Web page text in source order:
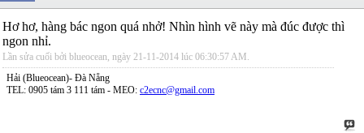
Hơ hơ, hàng bác ngon quá nhở! Nhìn hình vẽ này mà đúc được thì
ngon nhỉ.
Lần sửa cuối bởi blueocean, ngày 21-11-2014 lúc 06:30:57 AM .
Hải (Blueocean)- Đà Nẵng
TEL: 0905 tám 3 111 tám - MEO: c2ecnc@gmail.com